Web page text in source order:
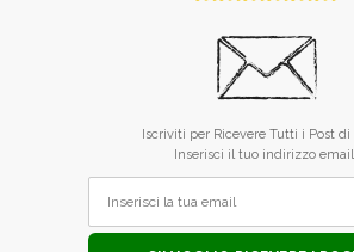
Iscriviti per Ricevere Tutti i Post di
Inserisci il tuo indirizzo